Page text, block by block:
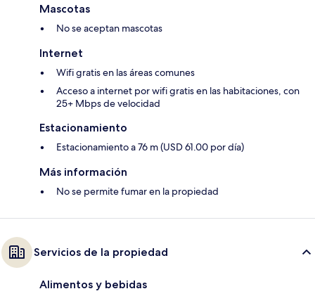
Mascotas
No se aceptan mascotas
Internet
Wifi gratis en las áreas comunes
Acceso a internet por wifi gratis en las habitaciones, con
25+ Mbps de velocidad
Estacionamiento
Estacionamiento a 76 m (USD 61.00 por día)
Más información
No se permite fumar en la propiedad
Servicios de la propiedad
Alimentos y bebidas